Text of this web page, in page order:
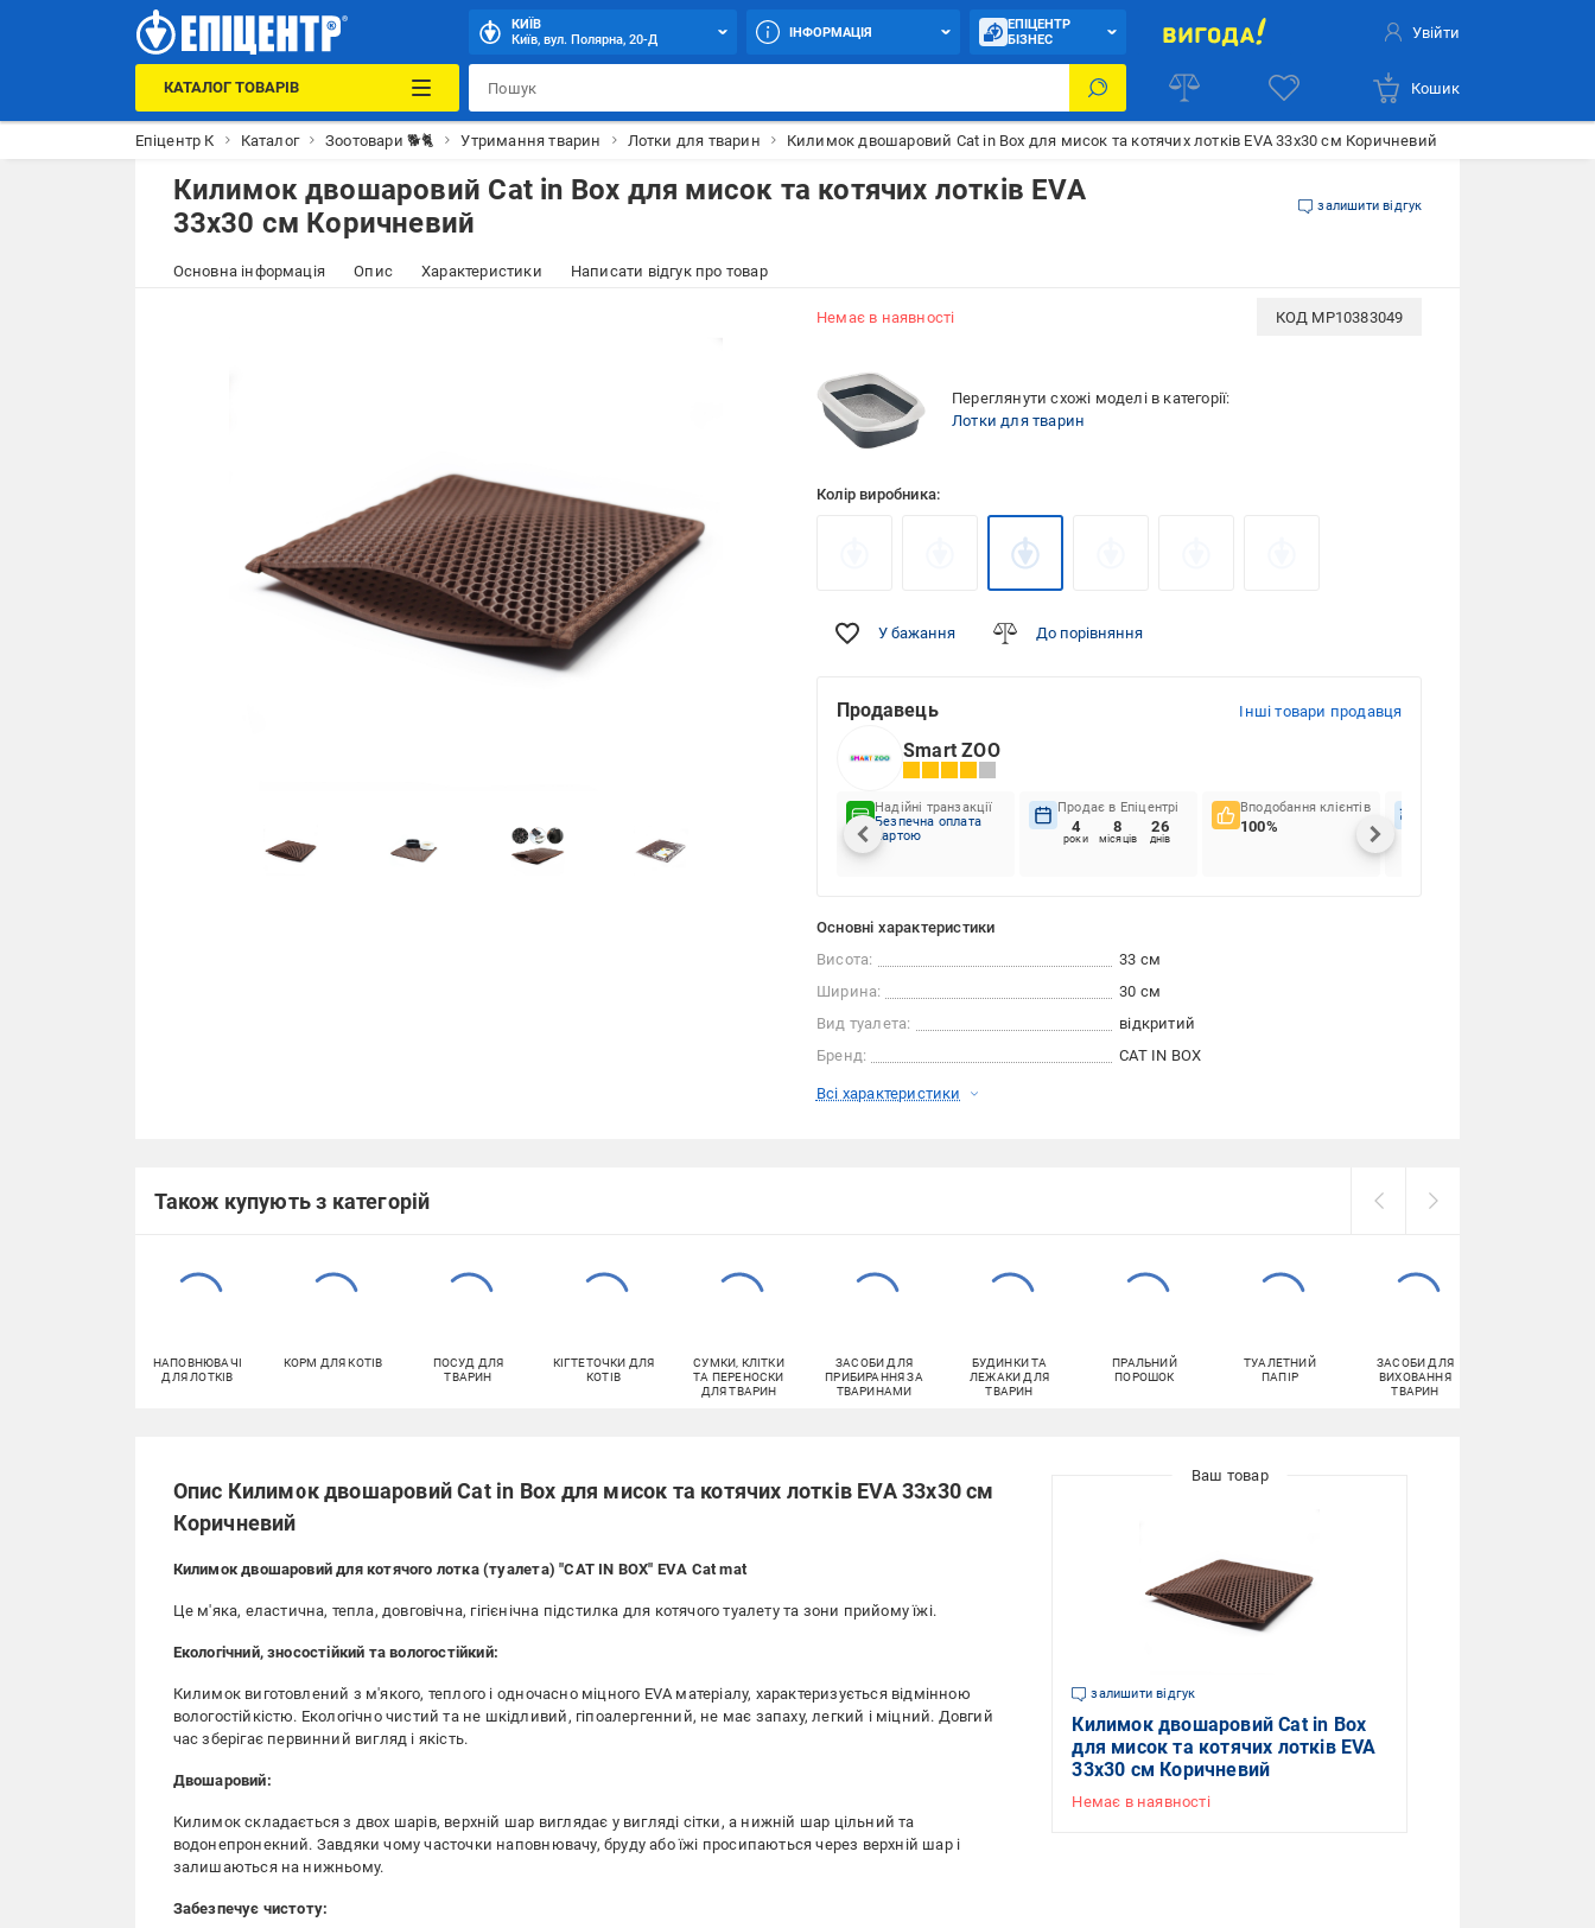
КИЇВ
Київ, вул. Полярна, 20-Д
ІНФОРМАЦІЯ
ЕПІЦЕНТР
БІЗНЕС
Увійти
КАТАЛОГ ТОВАРІВ Кошик
Епіцентр К Каталог Зоотовари 🐕🐈 Утримання тварин Лотки для тварин Килимок двошаровий Cat in Box для мисок та котячих лотків EVA 33x30 см Коричневий
Килимок двошаровий Cat in Box для мисок та котячих лотків EVA
33x30 см Коричневий
залишити відгук
Основна інформація Опис Характеристики Написати відгук про товар
Немає в наявності КОД MP10383049
Переглянути схожі моделі в категорії:
Лотки для тварин
Колір виробника:
У бажання До порівняння
Продавець Інші товари продавця
Smart ZOO
Надійні транзакції
Безпечна оплата
картою
Продає в Епіцентрі
4
роки
8
місяців
26
днів
Вподобання клієнтів
100%
Основні характеристики
Висота:
33 см
Ширина:
30 см
Вид туалета:
відкритий
Бренд:
CAT IN BOX
Всі характеристики
Також купують з категорій
НАПОВНЮВАЧІ
ДЛЯ ЛОТКІВ
КОРМ ДЛЯ КОТІВ
ПОСУД ДЛЯ
ТВАРИН
КІГТЕТОЧКИ ДЛЯ
КОТІВ
СУМКИ, КЛІТКИ
ТА ПЕРЕНОСКИ
ДЛЯ ТВАРИН
ЗАСОБИ ДЛЯ
ПРИБИРАННЯ ЗА
ТВАРИНАМИ
БУДИНКИ ТА
ЛЕЖАКИ ДЛЯ
ТВАРИН
ПРАЛЬНИЙ
ПОРОШОК
ТУАЛЕТНИЙ
ПАПІР
ЗАСОБИ ДЛЯ
ВИХОВАННЯ
ТВАРИН
Опис Килимок двошаровий Cat in Box для мисок та котячих лотків EVA 33x30 см
Коричневий
Килимок двошаровий для котячого лотка (туалета) "CAT IN BOX" EVA Cat mat
Це м'яка, еластична, тепла, довговічна, гігієнічна підстилка для котячого туалету та зони прийому їжі.
Екологічний, зносостійкий та вологостійкий:
Килимок виготовлений з м'якого, теплого і одночасно міцного EVA матеріалу, характеризується відмінною
вологостійкістю. Екологічно чистий та не шкідливий, гіпоалергенний, не має запаху, легкий і міцний. Довгий
час зберігає первинний вигляд і якість.
Двошаровий:
Килимок складається з двох шарів, верхній шар виглядає у вигляді сітки, а нижній шар цільний та
водонепронекний. Завдяки чому часточки наповнювачу, бруду або їжі просипаються через верхній шар і
залишаються на нижньому.
Забезпечує чистоту:
залишити відгук
Килимок двошаровий Cat in Box
для мисок та котячих лотків EVA
33x30 см Коричневий
Немає в наявності